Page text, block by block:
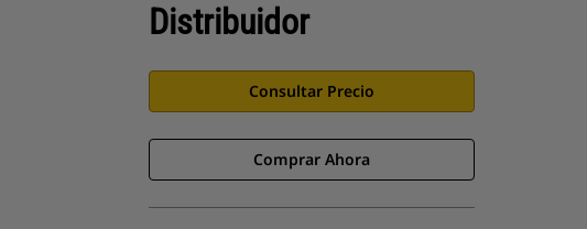
Distribuidor
Consultar Precio
Comprar Ahora